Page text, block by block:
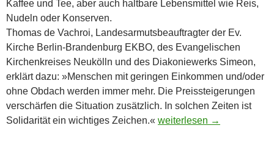
Kaffee und Tee, aber auch haltbare Lebensmittel wie Reis,
Nudeln oder Konserven.
Thomas de Vachroi, Landesarmutsbeauftragter der Ev.
Kirche Berlin-Brandenburg EKBO, des Evangelischen
Kirchenkreises Neukölln und des Diakoniewerks Simeon,
erklärt dazu: »Menschen mit geringen Einkommen und/oder
ohne Obdach werden immer mehr. Die Preissteigerungen
verschärfen die Situation zusätzlich. In solchen Zeiten ist
Solidarität ein wichtiges Zeichen.« Kaffeewette
weiterlesen →